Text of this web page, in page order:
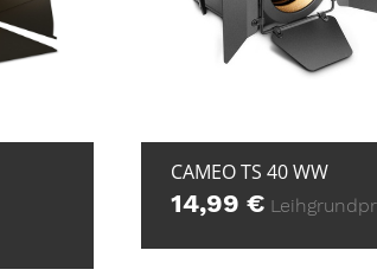
CAMEO TS 40 WW
14,99 €